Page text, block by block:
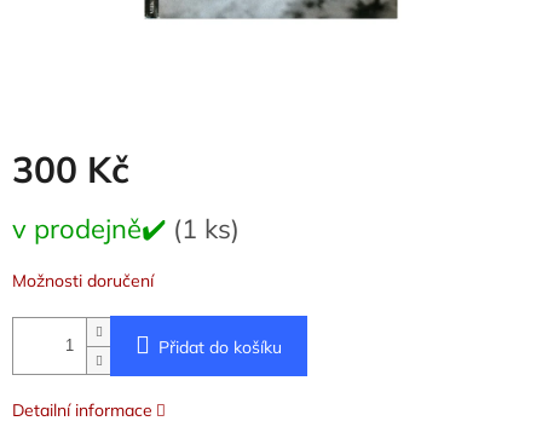
300 Kč
cena:
v prodejně✔️ (1 ks)
Možnosti doručení
Přidat do košíku
Detailní informace